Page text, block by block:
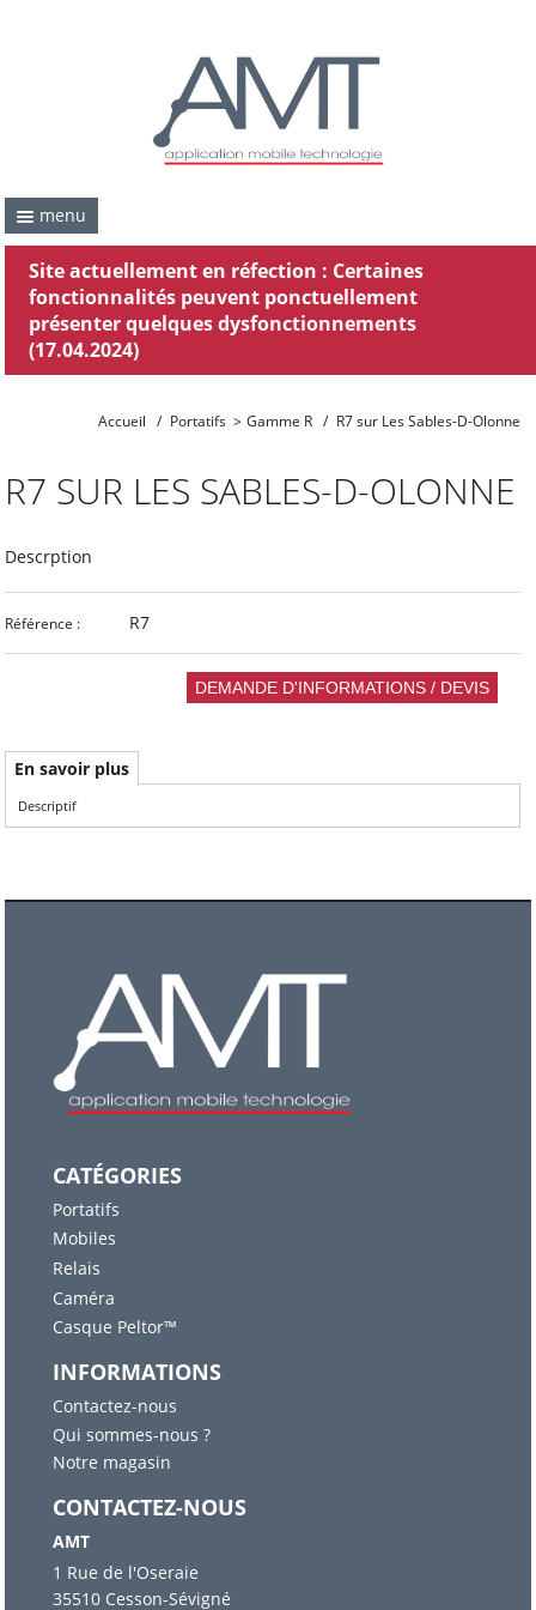
menu
Site actuellement en réfection : Certaines
fonctionnalités peuvent ponctuellement
présenter quelques dysfonctionnements
(17.04.2024)
Accueil / Portatifs > Gamme R / R7 sur Les Sables-D-Olonne
R7 SUR LES SABLES-D-OLONNE
Descrption
Référence : R7
En savoir plus
Descriptif
CATÉGORIES
Portatifs
Mobiles
Relais
Caméra
Casque Peltor™
INFORMATIONS
Contactez-nous
Qui sommes-nous ?
Notre magasin
CONTACTEZ-NOUS
AMT
1 Rue de l'Oseraie
35510 Cesson-Sévigné